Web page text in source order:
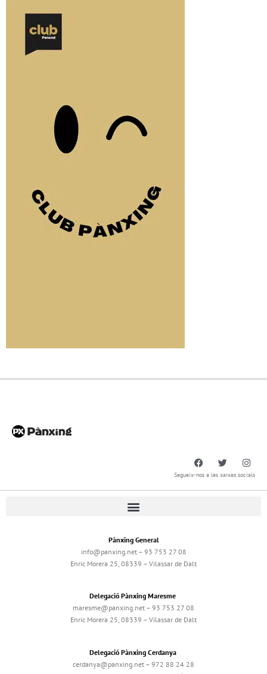
Segueix-nos a les xarxes socials
Pànxing General
info@panxing.net – 93 753 27 08
Enric Morera 25, 08339 – Vilassar de Dalt
Delegació Pànxing Maresme
maresme@panxing.net – 93 753 27 08
Enric Morera 25, 08339 – Vilassar de Dalt
Delegació Pànxing Cerdanya
cerdanya@panxing.net – 972 88 24 28